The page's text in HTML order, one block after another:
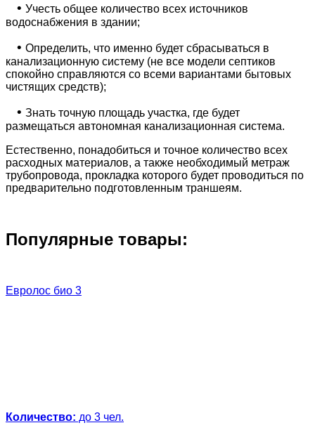
• Учесть общее количество всех источников
водоснабжения в здании;
• Определить, что именно будет сбрасываться в
канализационную систему (не все модели септиков
спокойно справляются со всеми вариантами бытовых
чистящих средств);
• Знать точную площадь участка, где будет
размещаться автономная канализационная система.
Естественно, понадобиться и точное количество всех
расходных материалов, а также необходимый метраж
трубопровода, прокладка которого будет проводиться по
предварительно подготовленным траншеям.
Популярные товары:
Евролос био 3
Количество: до 3 чел.